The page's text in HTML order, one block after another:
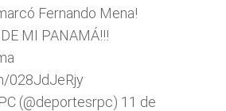
Fernando Mena!
MI PANAMÁ!!!
028JdJeRjy
(@deportesrpc) 11 de